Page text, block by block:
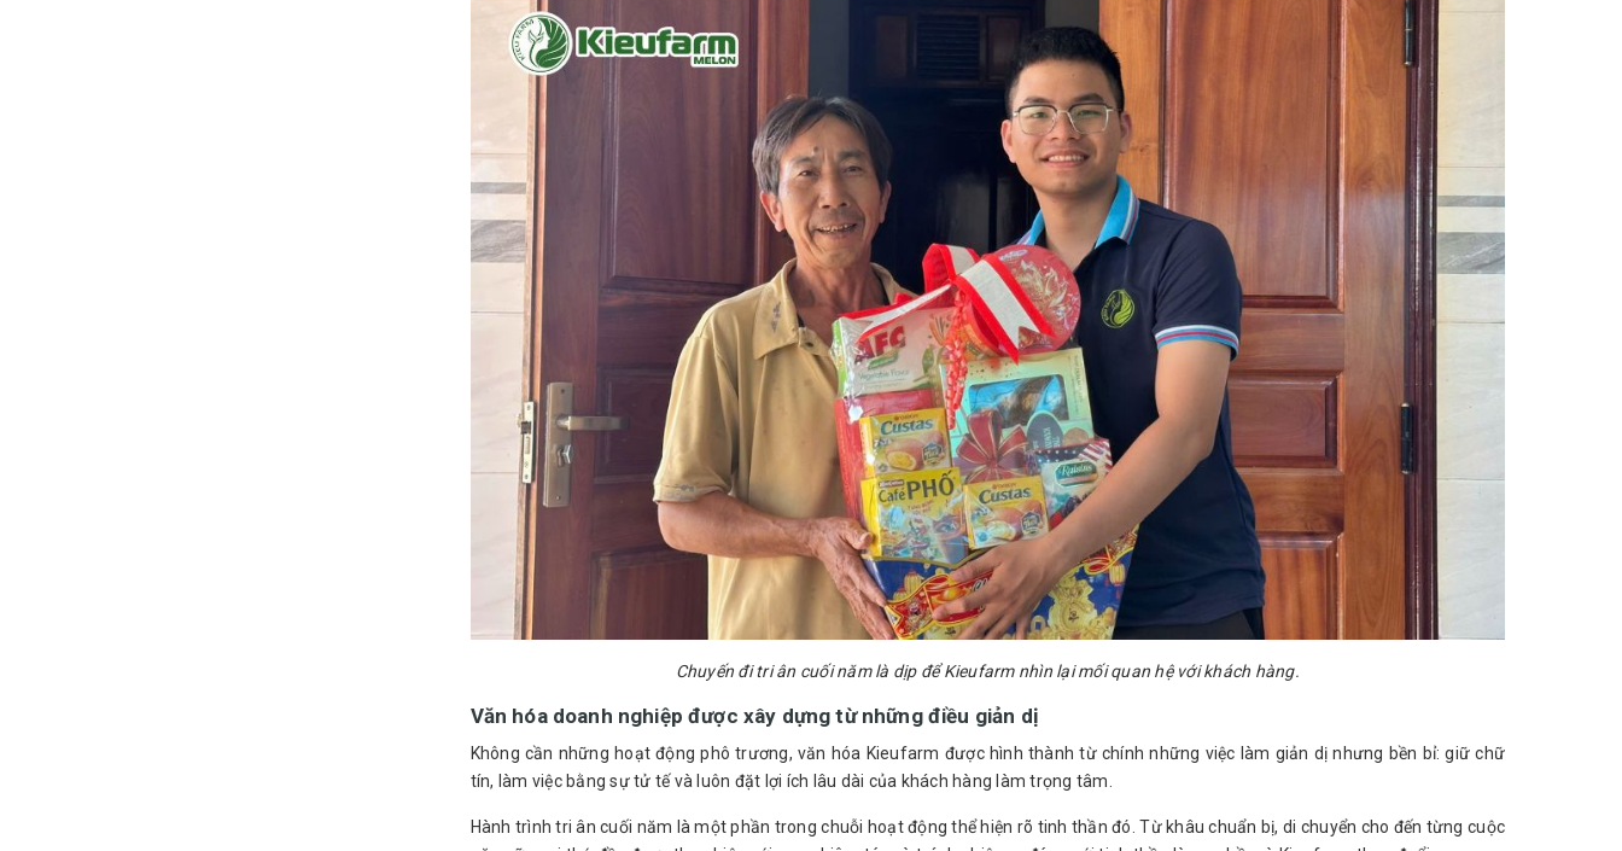
Chuyến đi tri ân cuối năm là dịp để Kieufarm nhìn lại mối quan hệ với khách hàng.
Văn hóa doanh nghiệp được xây dựng từ những điều giản dị
Không cần những hoạt động phô trương, văn hóa Kieufarm được hình thành từ chính những việc làm giản dị nhưng bền bỉ: giữ chữ
tín, làm việc bằng sự tử tế và luôn đặt lợi ích lâu dài của khách hàng làm trọng tâm.
Hành trình tri ân cuối năm là một phần trong chuỗi hoạt động thể hiện rõ tinh thần đó. Từ khâu chuẩn bị, di chuyển cho đến từng cuộc